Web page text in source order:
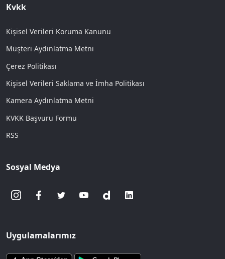
Kvkk
Kişisel Verileri Koruma Kanunu
Müşteri Aydınlatma Metni
Çerez Politikası
Kişisel Verileri Saklama ve İmha Politikası
Kamera Aydınlatma Metni
KVKK Başvuru Formu
RSS
Sosyal Medya
Uygulamalarımız